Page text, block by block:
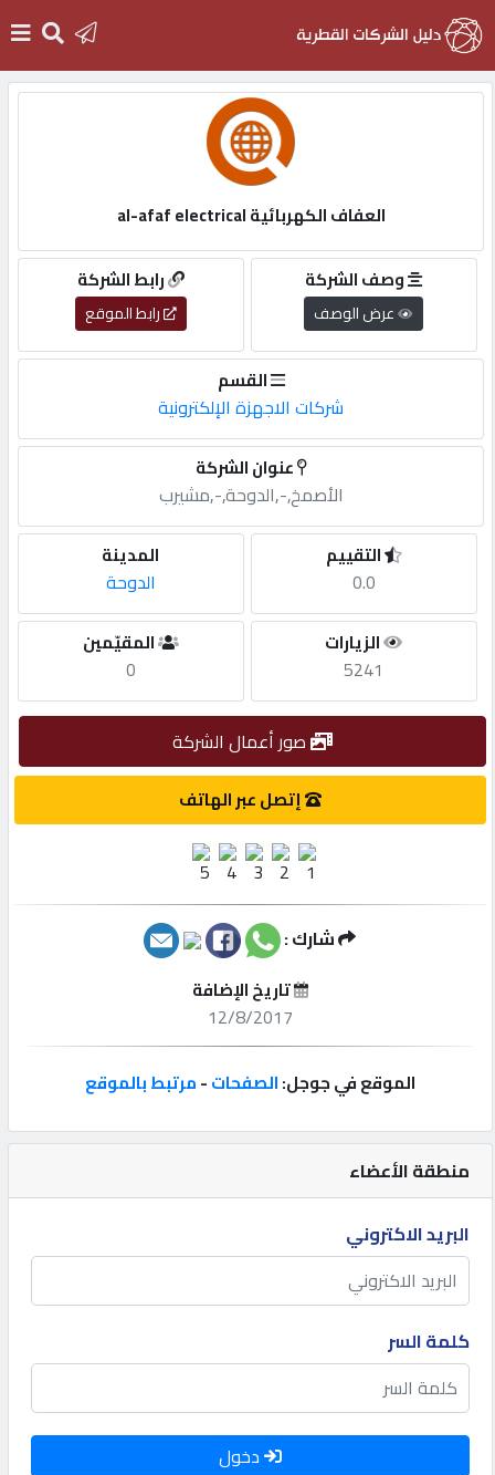
التسجيل
English
أضف
مطلوب
طلب
الاحصائيات
إتصل
إعلانات
المنتدى
كيو
مزاد
كيو
نمبر
منطقة الأعضاء
البريد الاكتروني
كلمة السر
دخول
العفاف الكهربائية al-afaf electrical
رابط الشركة
رابط الموقع
وصف الشركة
عرض الوصف
القسم
شركات الاجهزة الإلكترونية
عنوان الشركة
الأصمخ,-,الدوحة,-,مشيرب
المدينة
الدوحة
التقييم
0.0
المقيّمين
0
الزيارات
5241
صور أعمال الشركة
إتصل عبر الهاتف
شارك :
تاريخ الإضافة
12/8/2017
الموقع في جوجل:الصفحات-مرتبط بالموقع